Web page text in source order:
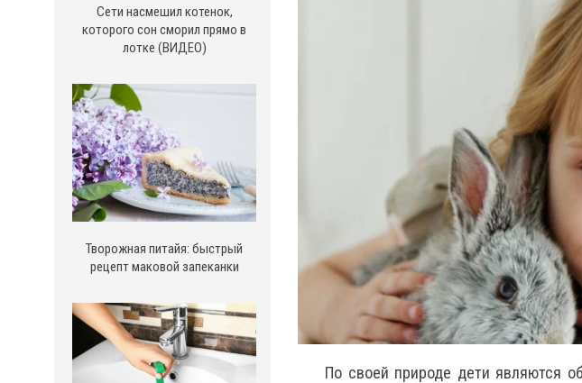
Сети насмешил котенок,
которого сон сморил прямо в
лотке (ВИДЕО)
Творожная питайя: быстрый
рецепт маковой запеканки
По своей природе дети являются